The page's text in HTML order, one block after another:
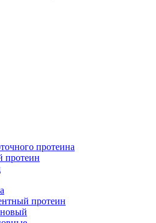
протеина
протеин
протеин